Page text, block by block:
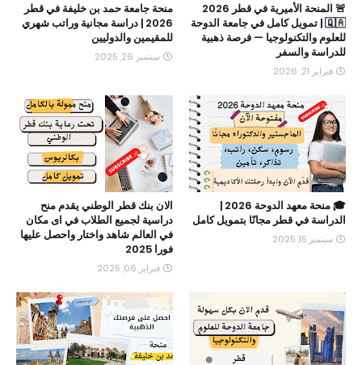
🚨 المنحة الأميرية في قطر 2026
🇶🇦 | تمويل كامل في جامعة الدوحة
للعلوم والتكنولوجيا — فرصة ذهبية
للدراسة والسفر
فبراير 21, 2026
منحة جامعة حمد بن خليفة في قطر
2026 | دراسة مجانية وراتب شهري
للمقيمين والدوليين
سبتمبر 26, 2025
🎓 منحة معهد الدوحة 2026 |
الدراسة في قطر مجانًا بتمويل كامل
سبتمبر 15, 2025
الان بنك قطر الوطني يقدم منح
دراسية لجميع الطلاب في اى مكان
في العالم شاهد واختار واحصل عليها
فورا 2025
فبراير 06, 2025